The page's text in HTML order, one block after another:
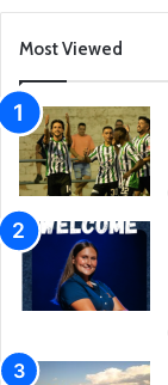
Most Viewed